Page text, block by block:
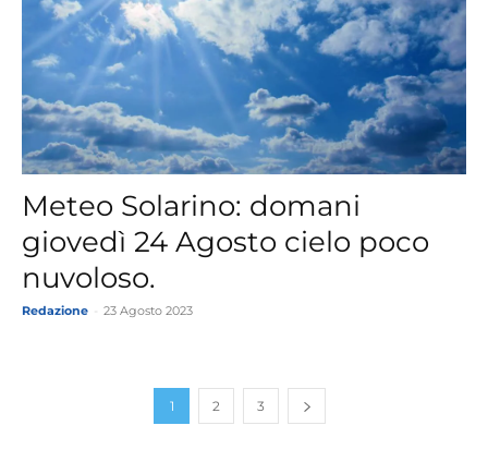
Meteo Solarino: domani
giovedì 24 Agosto cielo poco
nuvoloso.
Redazione 23 Agosto 2023
1 2 3